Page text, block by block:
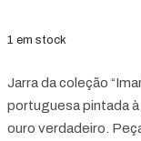
1 em stock
Jarra da coleção
portuguesa pintada
ouro verdadeiro.